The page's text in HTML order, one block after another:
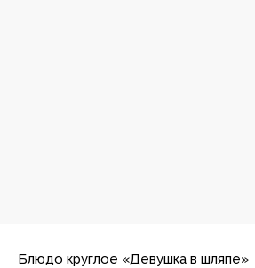
Блюдо круглое «Девушка в шляпе»